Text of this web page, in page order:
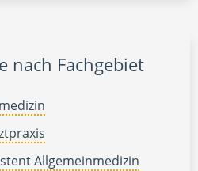
nach Fachgebiet
Allgemeinmedizin